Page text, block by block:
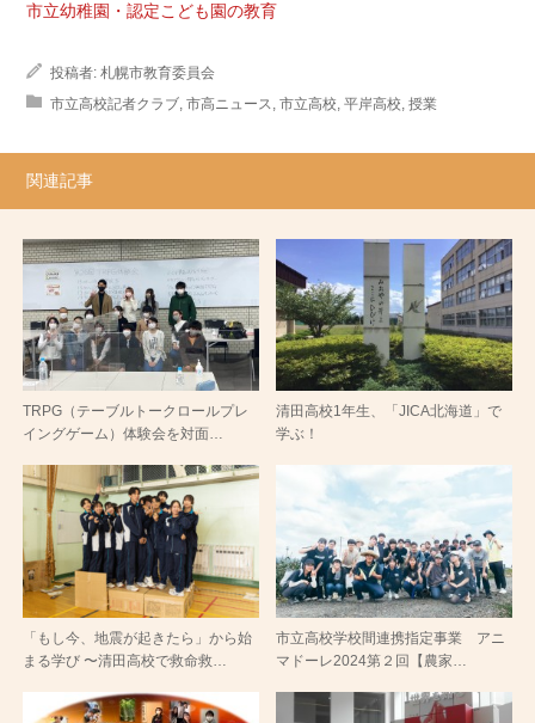
市立幼稚園・認定こども園の教育
投稿者: 札幌市教育委員会
市立高校記者クラブ, 市高ニュース, 市立高校, 平岸高校, 授業
関連記事
TRPG（テーブルトークロールプレ
イングゲーム）体験会を対面…
清田高校1年生、「JICA北海道」で
学ぶ！
「もし今、地震が起きたら」から始
まる学び 〜清田高校で救命救…
市立高校学校間連携指定事業 アニ
マドーレ2024第２回【農家…